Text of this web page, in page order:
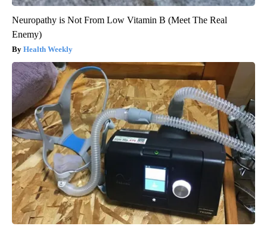
Neuropathy is Not From Low Vitamin B (Meet The Real
Enemy)
Health Weekly